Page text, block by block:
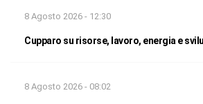
8 Agosto 2026 - 12:30
Cupparo su risorse, lavoro, energia e
8 Agosto 2026 - 08:02